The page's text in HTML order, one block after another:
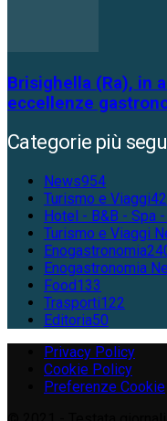
Brisighella (Ra), in
eccellenze
Categorie più
News954
Turismo e Viaggi
Hotel - B&B - Spa
Turismo e Viaggi
Enogastronomia
Enogastronomia
Food133
Trasporti122
Editoria50
Privacy Policy
Cookie Policy
Preferenze Cookie